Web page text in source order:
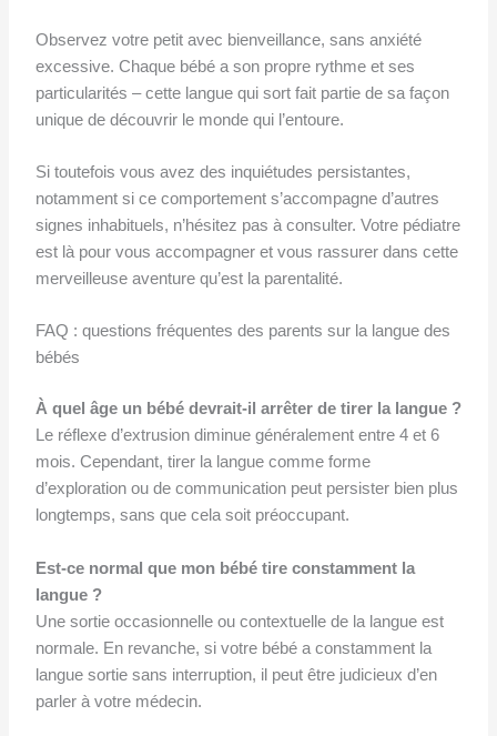
Observez votre petit avec bienveillance, sans anxiété
excessive. Chaque bébé a son propre rythme et ses
particularités – cette langue qui sort fait partie de sa façon
unique de découvrir le monde qui l’entoure.
Si toutefois vous avez des inquiétudes persistantes,
notamment si ce comportement s’accompagne d’autres
signes inhabituels, n’hésitez pas à consulter. Votre pédiatre
est là pour vous accompagner et vous rassurer dans cette
merveilleuse aventure qu’est la parentalité.
FAQ : questions fréquentes des parents sur la langue des
bébés
À quel âge un bébé devrait-il arrêter de tirer la langue ?
Le réflexe d’extrusion diminue généralement entre 4 et 6
mois. Cependant, tirer la langue comme forme
d’exploration ou de communication peut persister bien plus
longtemps, sans que cela soit préoccupant.
Est-ce normal que mon bébé tire constamment la
langue ?
Une sortie occasionnelle ou contextuelle de la langue est
normale. En revanche, si votre bébé a constamment la
langue sortie sans interruption, il peut être judicieux d’en
parler à votre médecin.